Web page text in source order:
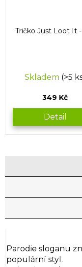
Tričko Just Loot It
Skladem (>5
349 Kč
Detail
Parodie sloganu
populární styl.